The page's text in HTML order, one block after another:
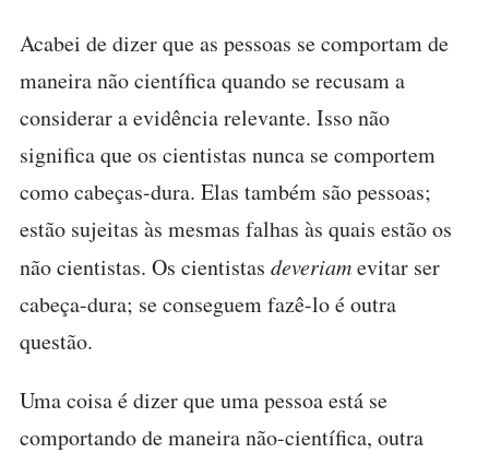
Acabei de dizer que as pessoas se comportam de
maneira não científica quando se recusam a
considerar a evidência relevante. Isso não
significa que os cientistas nunca se comportem
como cabeças-dura. Elas também são pessoas;
estão sujeitas às mesmas falhas às quais estão os
não cientistas. Os cientistas deveriamevitar ser
cabeça-dura; se conseguem fazê-lo é outra
questão.
Uma coisa é dizer que uma pessoa está se
comportando de maneira não-científica, outra